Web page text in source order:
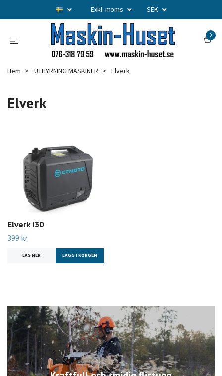
Exkl. moms SEK
0
Hem UTHYRNING MASKINER Elverk
Elverk
Elverk i30
399 kr
LÄS MER LÄGG I KORGEN